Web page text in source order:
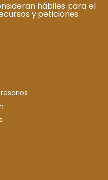
hábiles para el
y peticiones.